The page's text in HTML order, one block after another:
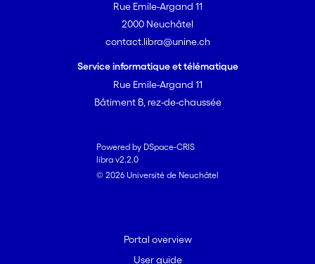
Rue Emile-Argand 11
2000 Neuchâtel
contact.libra@unine.ch
Service informatique et télématique
Rue Emile-Argand 11
Bâtiment B, rez-de-chaussée
Powered by DSpace-CRIS
libra v2.2.0
© 2026 Université de Neuchâtel
Portal overview
User guide